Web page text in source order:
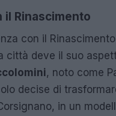
il Rinascimento
con il
città deve il suo
, noto come
decise di
in un